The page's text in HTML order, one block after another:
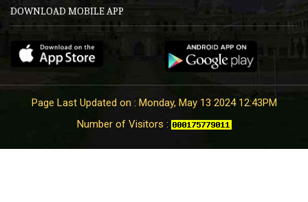
DOWNLOAD MOBILE APP
Page Last Updated on : Monday, May 13 2024 12:43PM
Number of Visitors :